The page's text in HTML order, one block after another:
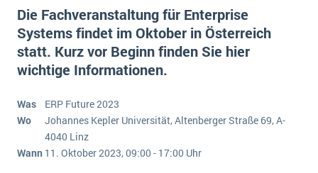
Suche
Vergleich
Auswahl
Schulung
Auswertung
Service und Wartung
E-commerce
Einzelhandel
Finanzen
Grosshandel
Handel
Handwerk
Health Care
Die 4 Komponenten eines CRM-Systems
5 Funktionen einer ERP-Software für Konzerne
Was ist Data Mining? - Ein Leitfaden für Unternehmen
Offene Stellen bei ERP-Lieferanten
Über uns
DSGVO/GDPR
Kontakt
Die Fachveranstaltung für Enterprise
Systems findet im Oktober in Österreich
statt. Kurz vor Beginn finden Sie hier
wichtige Informationen.
Was
ERP Future 2023
Wo
Johannes Kepler Universität, Altenberger Straße 69, A-
4040 Linz
Wann 11. Oktober 2023, 09:00 - 17:00 Uhr